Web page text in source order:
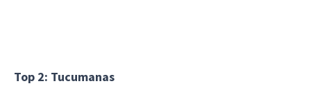
Top 2: Tucumanas